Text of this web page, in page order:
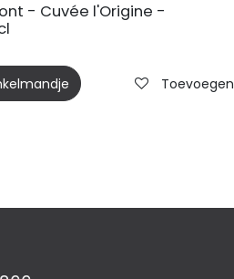
- Cuvée l'Origine -